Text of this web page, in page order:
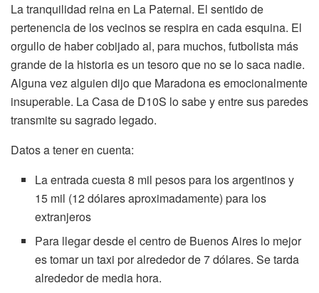
La tranquilidad reina en La Paternal. El sentido de
pertenencia de los vecinos se respira en cada esquina. El
orgullo de haber cobijado al, para muchos, futbolista más
grande de la historia es un tesoro que no se lo saca nadie.
Alguna vez alguien dijo que Maradona es emocionalmente
insuperable. La Casa de D10S lo sabe y entre sus paredes
transmite su sagrado legado.
Datos a tener en cuenta:
La entrada cuesta 8 mil pesos para los argentinos y
15 mil (12 dólares aproximadamente) para los
extranjeros
Para llegar desde el centro de Buenos Aires lo mejor
es tomar un taxi por alrededor de 7 dólares. Se tarda
alrededor de media hora.